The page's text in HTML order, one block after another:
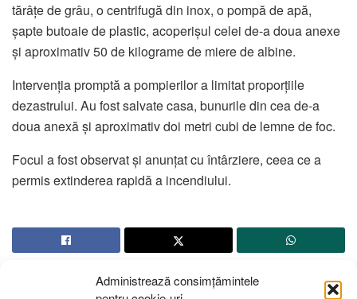
Administrează consimțămintele
tărâțe de grâu, o centrifugă din inox, o pompă de apă,
șapte butoaie de plastic, acoperișul celei de-a doua anexe
și aproximativ 50 de kilograme de miere de albine.
Intervenția promptă a pompierilor a limitat proporțiile
dezastrului. Au fost salvate casa, bunurile din cea de-a
doua anexă și aproximativ doi metri cubi de lemne de foc.
Focul a fost observat și anunțat cu întârziere, ceea ce a
permis extinderea rapidă a incendiului.